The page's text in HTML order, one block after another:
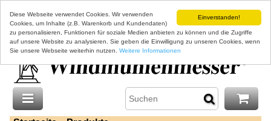
Einverstanden!
Diese Webseite verwendet Cookies. Wir verwenden
Cookies, um Inhalte (z.B. Warenkorb und Kundendaten)
zu personalisieren, Funktionen für soziale Medien anbieten zu können und die Zugriffe
auf unsere Website zu analysieren. Sie geben die Einwilligung zu unseren Cookies, wenn
Sie unsere Webseite weiterhin nutzen. Weitere Informationen